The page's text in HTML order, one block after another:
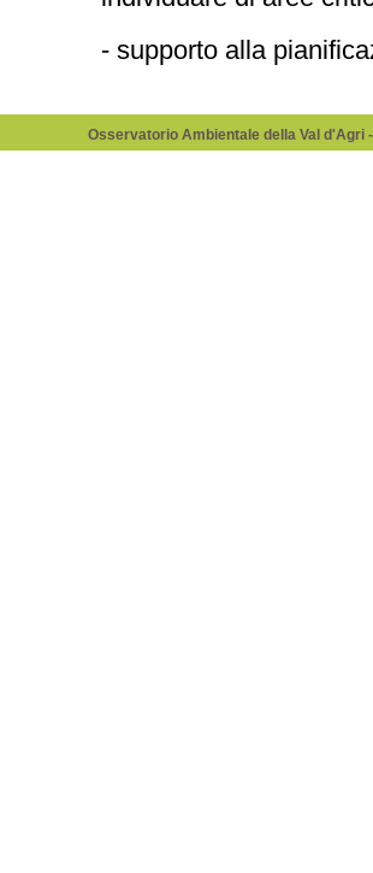
- supporto alla
Osservatorio Ambientale della Val d'Agri